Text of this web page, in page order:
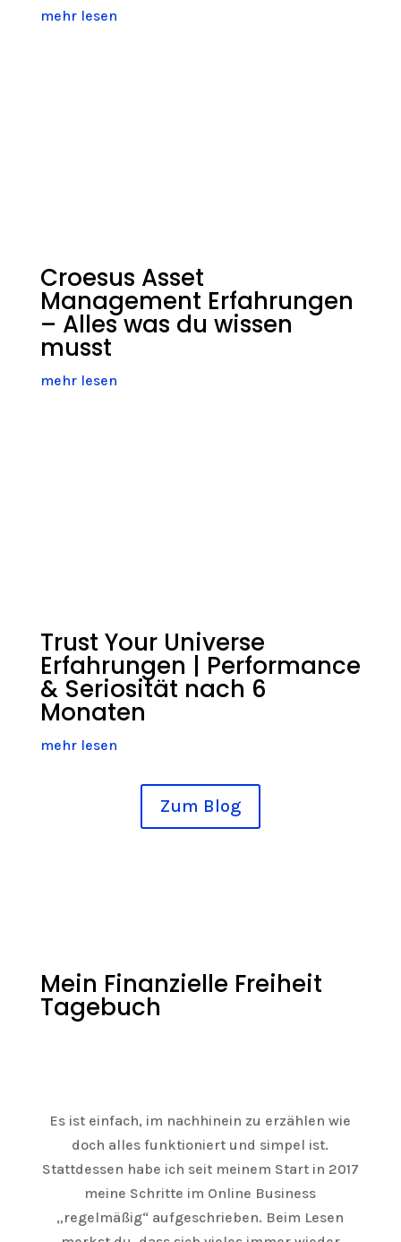
mehr lesen
Croesus Asset
Management Erfahrungen
– Alles was du wissen
musst
mehr lesen
Trust Your Universe
Erfahrungen | Performance
& Seriosität nach 6
Monaten
mehr lesen
Zum Blog
Mein Finanzielle Freiheit
Tagebuch
Es ist einfach, im nachhinein zu erzählen wie
doch alles funktioniert und simpel ist.
Stattdessen habe ich seit meinem Start in 2017
meine Schritte im Online Business
„regelmäßig“ aufgeschrieben. Beim Lesen